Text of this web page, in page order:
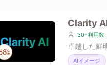
Clarity
30+利用数
卓越した鮮
AIイメージ